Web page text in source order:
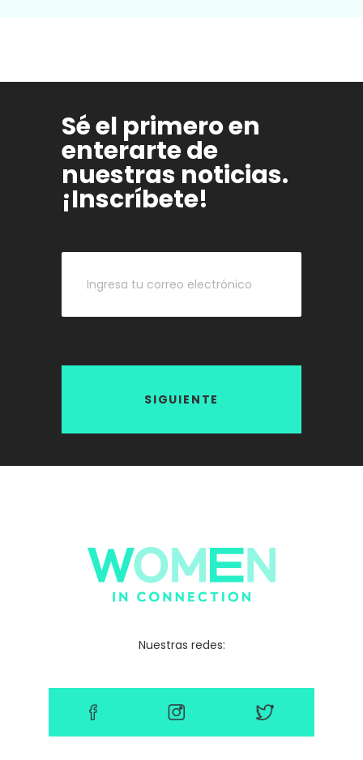
Sé el primero en
enterarte de
nuestras noticias.
¡Inscríbete!
SIGUIENTE
Nuestras redes: